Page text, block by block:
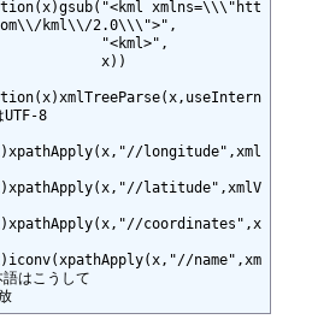
xmlns=\\\"htt
kml\\/2.0\\\">",
8
longitude",xml
latitude",xmlV
coordinates",x
name",xm
はこうして